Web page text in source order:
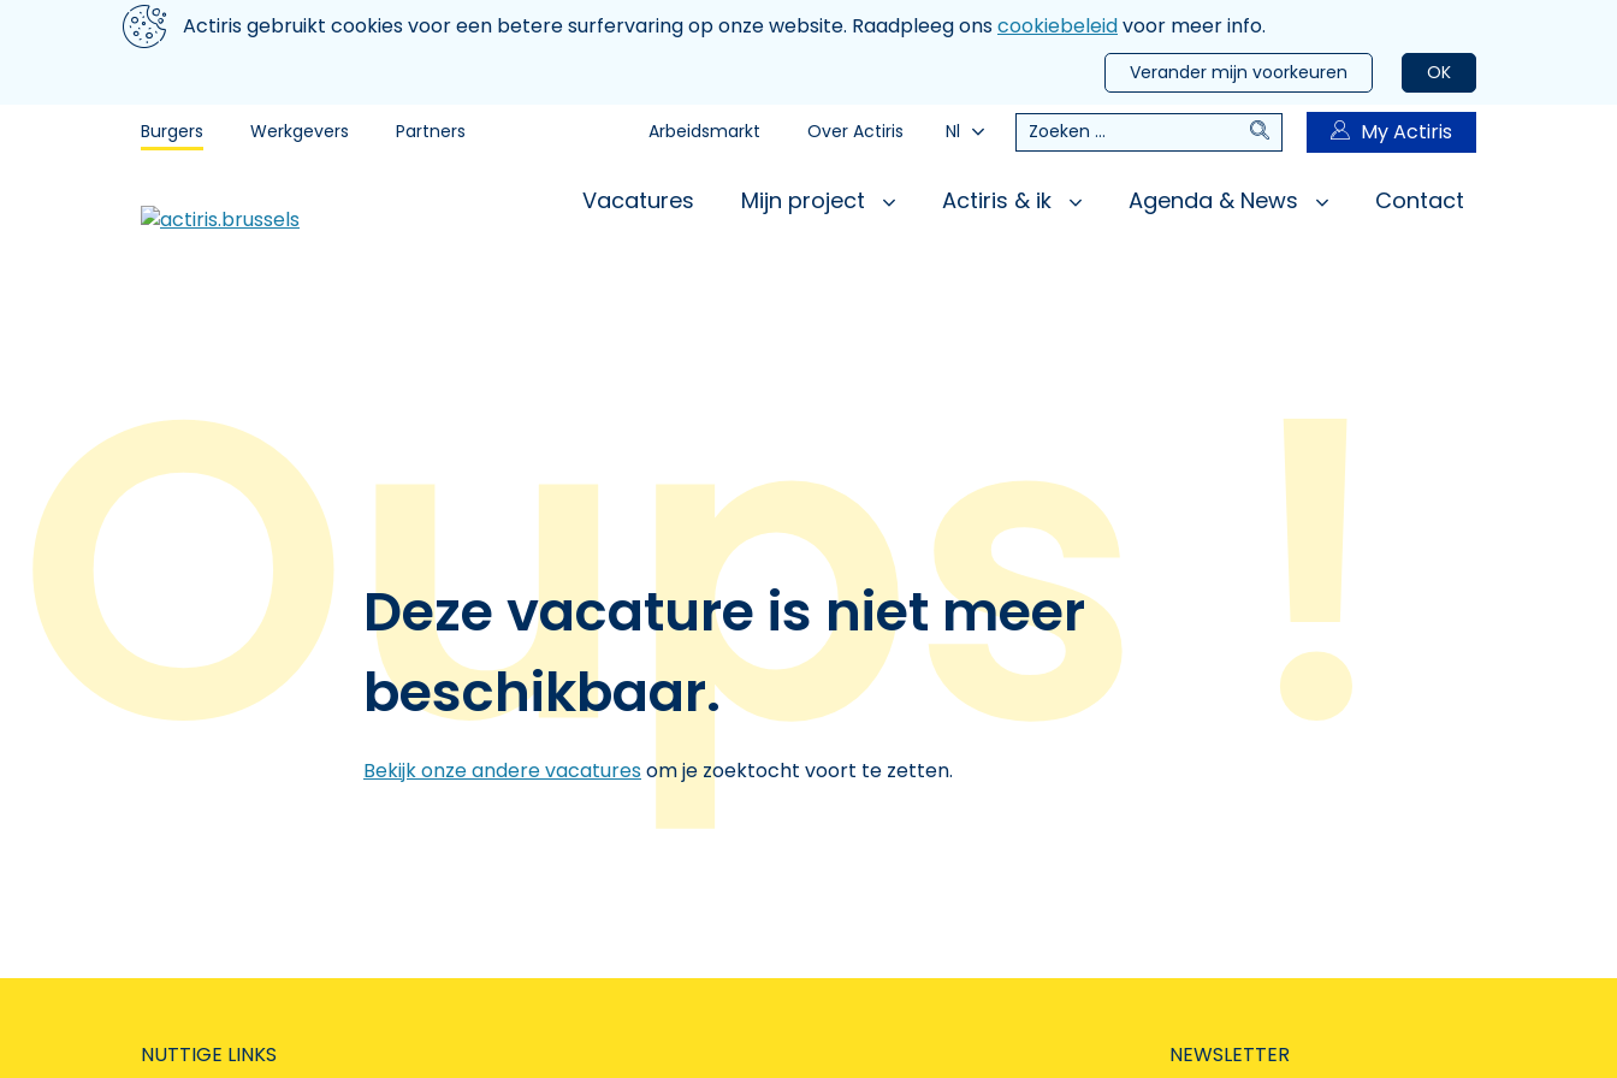
Aller au contenu principal
We gebruiken cookiesActiris gebruikt cookies voor een betere surfervaring op onze website. Raadpleeg onscookiebeleidvoor meer info.
OK
Verander mijn voorkeuren
Burgers Werkgevers Partners Arbeidsmarkt Over Actiris Nl Zoeken Zoeken My Actiris
Vacatures Mijn project Actiris & ik Agenda & News Contact
Deze vacature is niet meer
beschikbaar.
Bekijk onze andere vacaturesom je zoektocht voort te zetten.
NUTTIGE LINKS NEWSLETTER